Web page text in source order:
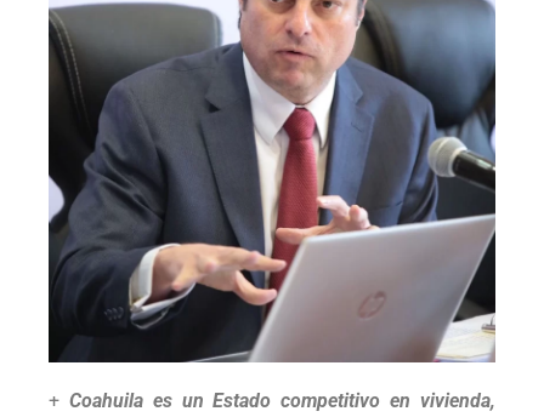
+ Coahuila es un Estado competitivo en vivienda,